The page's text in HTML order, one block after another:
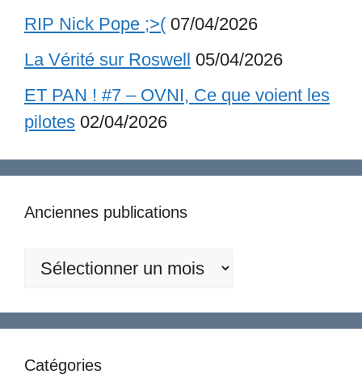
RIP Nick Pope ;>( 07/04/2026
La Vérité sur Roswell 05/04/2026
ET PAN ! #7 – OVNI, Ce que voient les
pilotes 02/04/2026
Anciennes publications
Anciennes
Catégories